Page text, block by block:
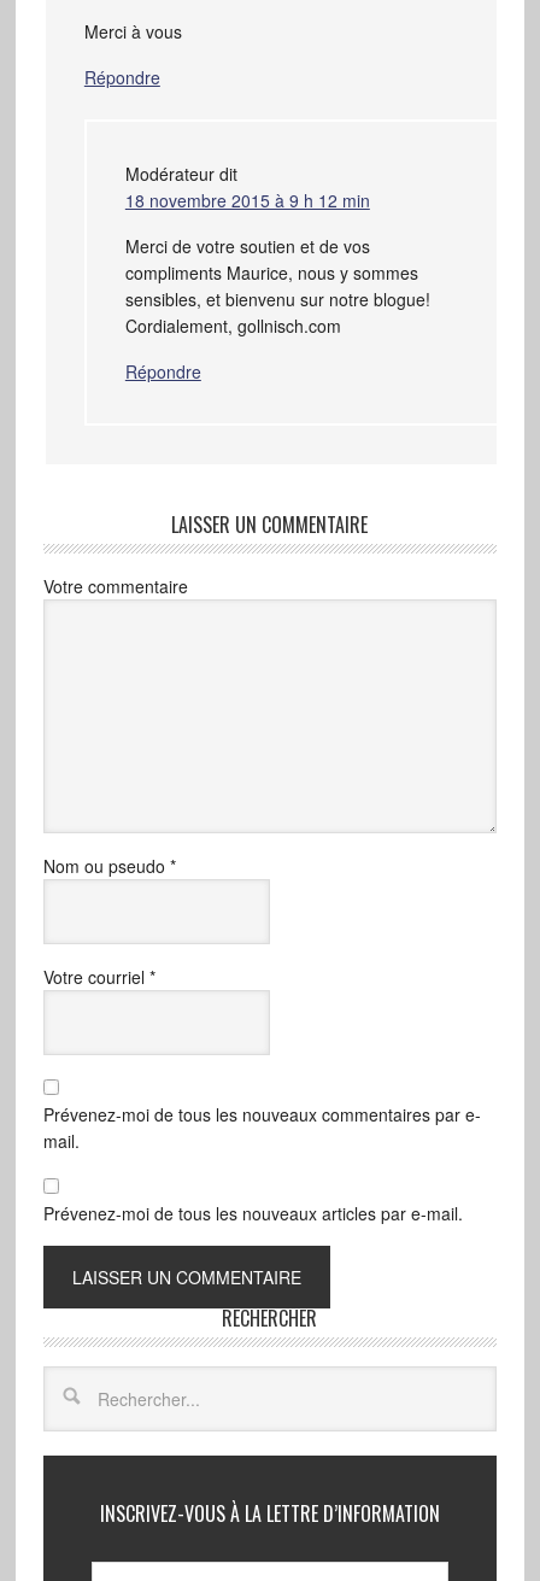
Merci à vous
Répondre
Modérateur dit
18 novembre 2015 à 9 h 12 min
Merci de votre soutien et de vos
compliments Maurice, nous y sommes
sensibles, et bienvenu sur notre blogue!
Cordialement, gollnisch.com
Répondre
LAISSER UN COMMENTAIRE
Votre commentaire
Nom ou pseudo *
Votre courriel *
Prévenez-moi de tous les nouveaux commentaires par e-
mail.
Prévenez-moi de tous les nouveaux articles par e-mail.
RECHERCHER
INSCRIVEZ-VOUS À LA LETTRE D’INFORMATION